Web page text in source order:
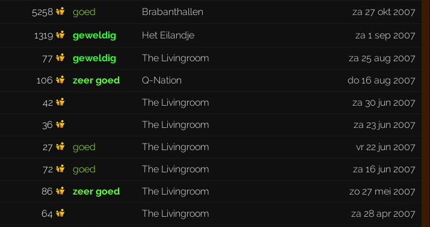
5258 goed Brabanthallen
za 27 okt 2007
1319 geweldig Het Eilandje
za 1 sep 2007
77 geweldig The Livingroom
za 25 aug 2007
106 zeer goed Q-Nation
do 16 aug 2007
42 The Livingroom
za 30 jun 2007
36 The Livingroom
za 23 jun 2007
27 goed The Livingroom
vr 22 jun 2007
72 goed The Livingroom
za 16 jun 2007
86 zeer goed The Livingroom
zo 27 mei 2007
64 The Livingroom
za 28 apr 2007